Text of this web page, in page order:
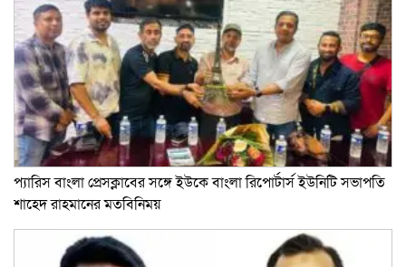
প্যারিস বাংলা প্রেসক্লাবের সঙ্গে ইউকে বাংলা রিপোর্টার্স ইউনিটি সভাপতি
শাহেদ রাহমানের মতবিনিময়